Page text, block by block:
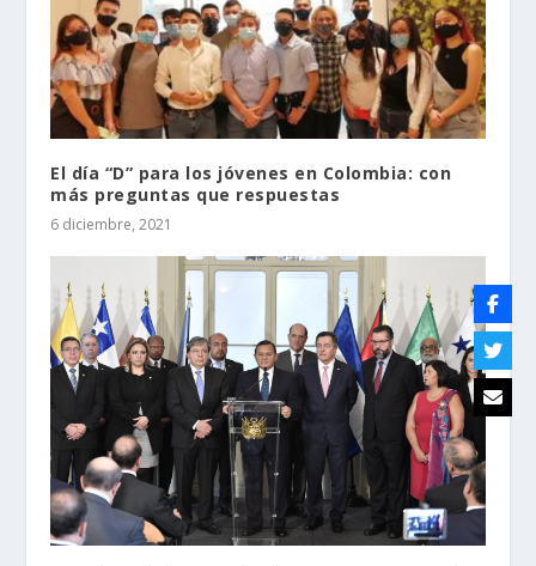
El día “D” para los jóvenes en Colombia: con
más preguntas que respuestas
6 diciembre, 2021